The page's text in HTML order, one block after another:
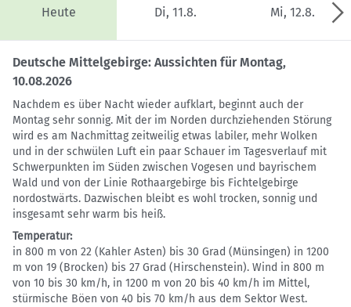
Heute Di, 11.8. Mi, 12.8.
Deutsche Mittelgebirge: Aussichten für Montag,
10.08.2026
Nachdem es über Nacht wieder aufklart, beginnt auch der
Montag sehr sonnig. Mit der im Norden durchziehenden Störung
wird es am Nachmittag zeitweilig etwas labiler, mehr Wolken
und in der schwülen Luft ein paar Schauer im Tagesverlauf mit
Schwerpunkten im Süden zwischen Vogesen und bayrischem
Wald und von der Linie Rothaargebirge bis Fichtelgebirge
nordostwärts. Dazwischen bleibt es wohl trocken, sonnig und
insgesamt sehr warm bis heiß.
Temperatur:
in 800 m von 22 (Kahler Asten) bis 30 Grad (Münsingen) in 1200
m von 19 (Brocken) bis 27 Grad (Hirschenstein). Wind in 800 m
von 10 bis 30 km/h, in 1200 m von 20 bis 40 km/h im Mittel,
stürmische Böen von 40 bis 70 km/h aus dem Sektor West.